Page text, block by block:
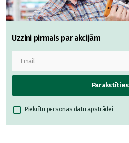
Uzzini pirmais par akcijām
Parakstīties
Piekrītu personas datu apstrādei